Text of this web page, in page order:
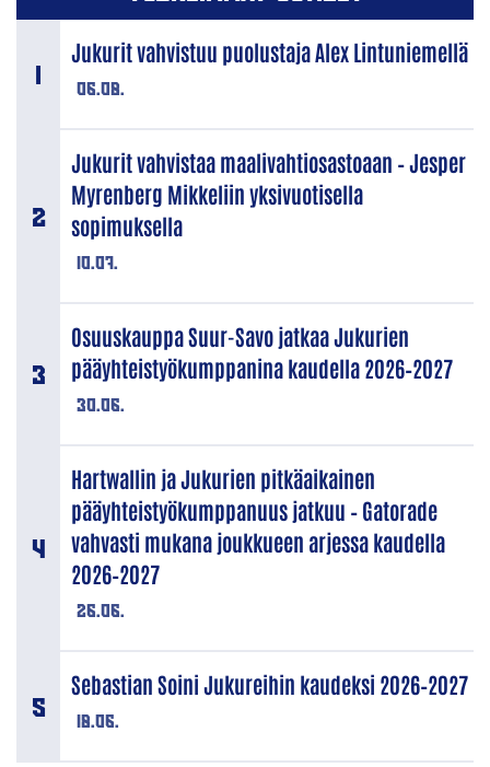
06.08.
Jukurit vahvistuu puolustaja Alex Lintuniemellä
10.07.
Jukurit vahvistaa maalivahtiosastoaan – Jesper
Myrenberg Mikkeliin yksivuotisella
sopimuksella
30.06.
Osuuskauppa Suur-Savo jatkaa Jukurien
pääyhteistyökumppanina kaudella 2026–2027
26.06.
Hartwallin ja Jukurien pitkäaikainen
pääyhteistyökumppanuus jatkuu – Gatorade
vahvasti mukana joukkueen arjessa kaudella
2026–2027
18.06.
Sebastian Soini Jukureihin kaudeksi 2026–2027